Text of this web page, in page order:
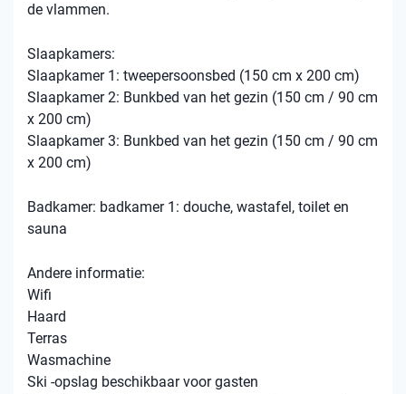
de vlammen.
Slaapkamers:
Slaapkamer 1: tweepersoonsbed (150 cm x 200 cm)
Slaapkamer 2: Bunkbed van het gezin (150 cm / 90 cm
x 200 cm)
Slaapkamer 3: Bunkbed van het gezin (150 cm / 90 cm
x 200 cm)
Badkamer: badkamer 1: douche, wastafel, toilet en
sauna
Andere informatie:
Wifi
Haard
Terras
Wasmachine
Ski -opslag beschikbaar voor gasten